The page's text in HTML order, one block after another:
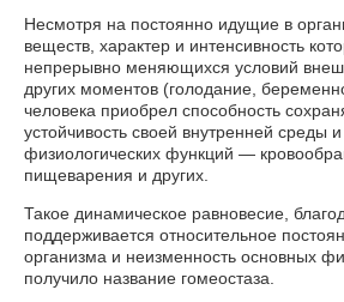
Несмотря на постоянно идущие в
веществ, характер и интенсивность
непрерывно меняющихся условий
других моментов (голодание,
человека приобрел способность
устойчивость своей внутренней среды
физиологических функций —
пищеварения и других.
Такое динамическое равновесие,
поддерживается относительное
организма и неизменность основных
получило название гомеостаза.